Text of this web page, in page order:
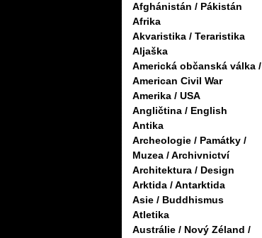
Afghánistán / Pákistán
Afrika
Akvaristika / Teraristika
Aljaška
Americká občanská válka /
American Civil War
Amerika / USA
Angličtina / English
Antika
Archeologie / Památky /
Muzea / Archivnictví
Architektura / Design
Arktida / Antarktida
Asie / Buddhismus
Atletika
Austrálie / Nový Zéland /